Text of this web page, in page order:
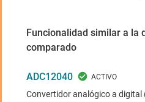
Funcionalidad similar a la
comparado
ADC12040
Convertidor analógico a digital